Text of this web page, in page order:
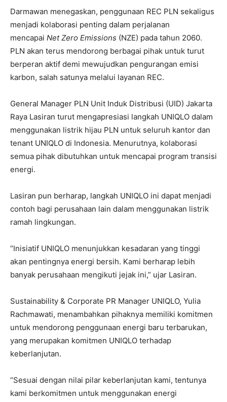
Darmawan menegaskan, penggunaan REC PLN sekaligus
menjadi kolaborasi penting dalam perjalanan
mencapai Net Zero Emissions (NZE) pada tahun 2060.
PLN akan terus mendorong berbagai pihak untuk turut
berperan aktif demi mewujudkan pengurangan emisi
karbon, salah satunya melalui layanan REC.
General Manager PLN Unit Induk Distribusi (UID) Jakarta
Raya Lasiran turut mengapresiasi langkah UNIQLO dalam
menggunakan listrik hijau PLN untuk seluruh kantor dan
tenant UNIQLO di Indonesia. Menurutnya, kolaborasi
semua pihak dibutuhkan untuk mencapai program transisi
energi.
Lasiran pun berharap, langkah UNIQLO ini dapat menjadi
contoh bagi perusahaan lain dalam menggunakan listrik
ramah lingkungan.
“Inisiatif UNIQLO menunjukkan kesadaran yang tinggi
akan pentingnya energi bersih. Kami berharap lebih
banyak perusahaan mengikuti jejak ini,” ujar Lasiran.
Sustainability & Corporate PR Manager UNIQLO, Yulia
Rachmawati, menambahkan pihaknya memiliki komitmen
untuk mendorong penggunaan energi baru terbarukan,
yang merupakan komitmen UNIQLO terhadap
keberlanjutan.
“Sesuai dengan nilai pilar keberlanjutan kami, tentunya
kami berkomitmen untuk menggunakan energi